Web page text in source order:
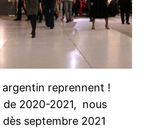
reprennent !
de 2020-2021, nous
septembre 2021